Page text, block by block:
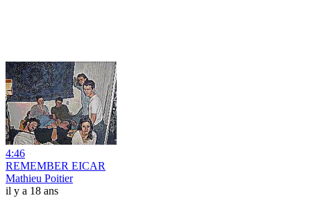
4:46
REMEMBER EICAR
Mathieu Poitier
il y a 18 ans